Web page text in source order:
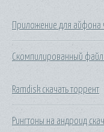
Приложение для
Скомпилированный файл
Ramdisk скачать торрент
Рингтоны на андроид